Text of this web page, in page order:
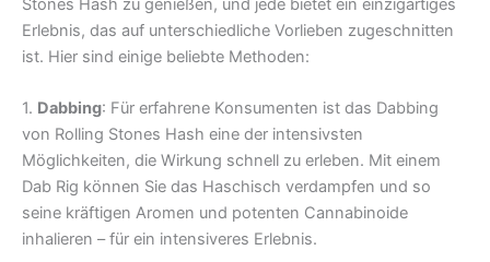
Stones Hash zu genießen, und jede bietet ein einzigartiges
Erlebnis, das auf unterschiedliche Vorlieben zugeschnitten
ist. Hier sind einige beliebte Methoden:
1. Dabbing: Für erfahrene Konsumenten ist das Dabbing
von Rolling Stones Hash eine der intensivsten
Möglichkeiten, die Wirkung schnell zu erleben. Mit einem
Dab Rig können Sie das Haschisch verdampfen und so
seine kräftigen Aromen und potenten Cannabinoide
inhalieren – für ein intensiveres Erlebnis.